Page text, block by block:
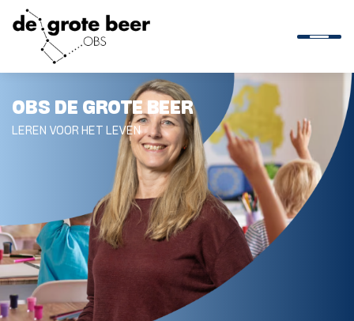
HOME
ONZE SCHOOL
AANMELDEN
PRAKTISCH
OUDERS
OBS DE GROTE BEER
LEREN VOOR HET LEVEN